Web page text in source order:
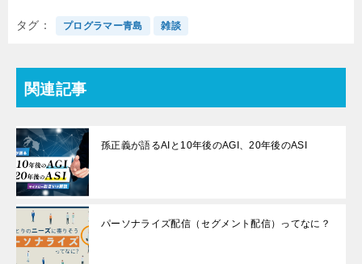
タグ プログラマー青島 雑談
関連記事
孫正義が語るAIと10年後のAGI、20年後のASI
パーソナライズ配信（セグメント配信）ってなに？